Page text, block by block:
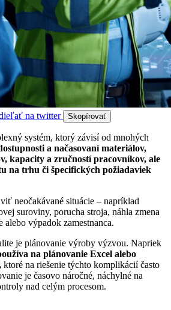
na twitter Skopírovať
systém, ktorý závisí od mnohých
a načasovaní materiálov,
kapacity a zručností pracovníkov, ale
na trhu či špecifických požiadaviek
neočakávané situácie – napríklad
suroviny, porucha stroja, náhla zmena
výpadok zamestnanca.
je plánovanie výroby výzvou. Napriek
na plánovanie Excel alebo
ktoré na riešenie týchto komplikácií často
je časovo náročné, náchylné na
nad celým procesom.